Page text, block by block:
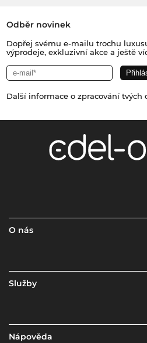
Odběr novinek
Dopřej svému e-mailu trochu
výprodeje, exkluzivní akce a ještě
Další informace o zpracování tvých
O nás
Služby
Nápověda